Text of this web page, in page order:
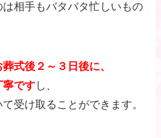
相手もバタバタ忙しいもの
葬式後２～３日後に、
寧です し、
受け取ることができます。